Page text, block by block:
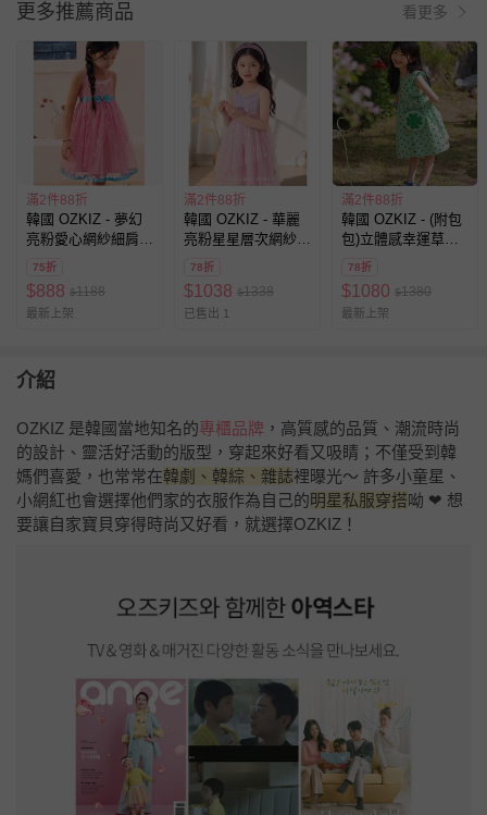
更多推薦商品 看更多
滿2件88折
韓國 OZKIZ - 夢幻
亮粉愛心網紗細肩公
主洋裝-桃粉
75折
$888 $1188
最新上架
滿2件88折
韓國 OZKIZ - 華麗
亮粉星星層次網紗細
肩公主洋裝-粉X紫
78折
$1038 $1338
已售出 1
滿2件88折
韓國 OZKIZ - (附包
包)立體感幸運草印
花荷葉袖洋裝-綠
78折
$1080 $1380
最新上架
介紹
OZKIZ 是韓國當地知名的專櫃品牌 ，高質感的品質、潮流時尚
的設計、靈活好活動的版型，穿起來好看又吸睛；不僅受到韓
媽們喜愛，也常常在韓劇、韓綜、雜誌裡曝光～ 許多小童星、
小網紅也會選擇他們家的衣服作為自己的明星私服穿搭呦 ❤ 想
要讓自家寶貝穿得時尚又好看，就選擇OZKIZ！